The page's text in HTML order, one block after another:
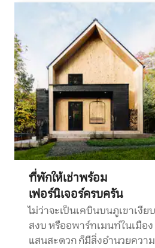
ที่พักให้เช่าพร้อม
เฟอร์นิเจอร์ครบครัน
ไม่ว่าจะเป็นเคบินบนภูเขาเงียบ
สงบ หรืออพาร์ทเมนท์ในเมือง
แสนสะดวก ก็มีสิ่งอำนวยความ